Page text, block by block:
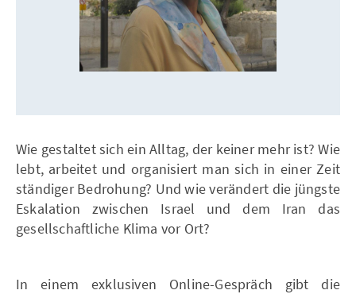
Wie gestaltet sich ein Alltag, der keiner mehr ist? Wie
lebt, arbeitet und organisiert man sich in einer Zeit
ständiger Bedrohung? Und wie verändert die jüngste
Eskalation zwischen Israel und dem Iran das
gesellschaftliche Klima vor Ort?
In einem exklusiven Online-Gespräch gibt die